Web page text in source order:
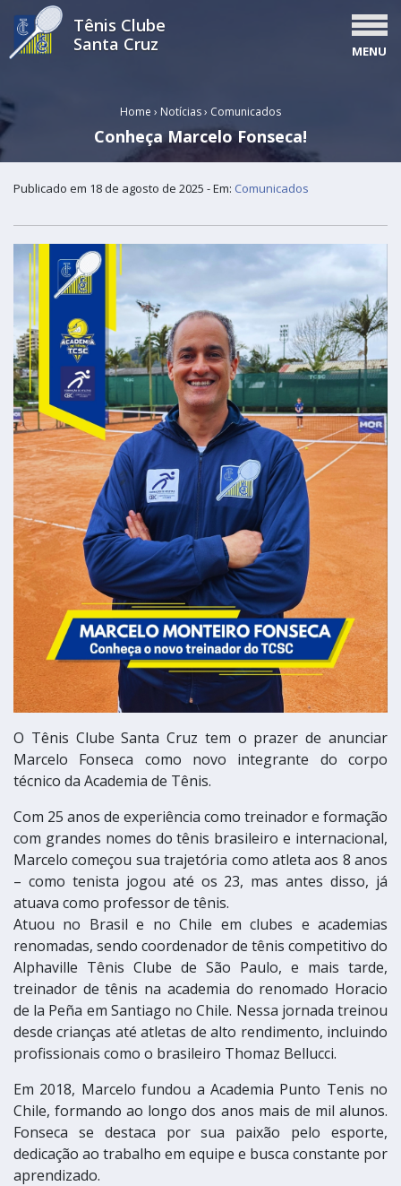
Tênis Clube
Santa Cruz
MENU
Home › Notícias› Comunicados
Conheça Marcelo Fonseca!
Publicado em 18 de agosto de 2025 - Em: Comunicados
O Tênis Clube Santa Cruz tem o prazer de anunciar
Marcelo Fonseca como novo integrante do corpo
técnico da Academia de Tênis.
Com 25 anos de experiência como treinador e formação
com grandes nomes do tênis brasileiro e internacional,
Marcelo começou sua trajetória como atleta aos 8 anos
– como tenista jogou até os 23, mas antes disso, já
atuava como professor de tênis.
Atuou no Brasil e no Chile em clubes e academias
renomadas, sendo coordenador de tênis competitivo do
Alphaville Tênis Clube de São Paulo, e mais tarde,
treinador de tênis na academia do renomado Horacio
de la Peña em Santiago no Chile. Nessa jornada treinou
desde crianças até atletas de alto rendimento, incluindo
profissionais como o brasileiro Thomaz Bellucci.
Em 2018, Marcelo fundou a Academia Punto Tenis no
Chile, formando ao longo dos anos mais de mil alunos.
Fonseca se destaca por sua paixão pelo esporte,
dedicação ao trabalho em equipe e busca constante por
aprendizado.